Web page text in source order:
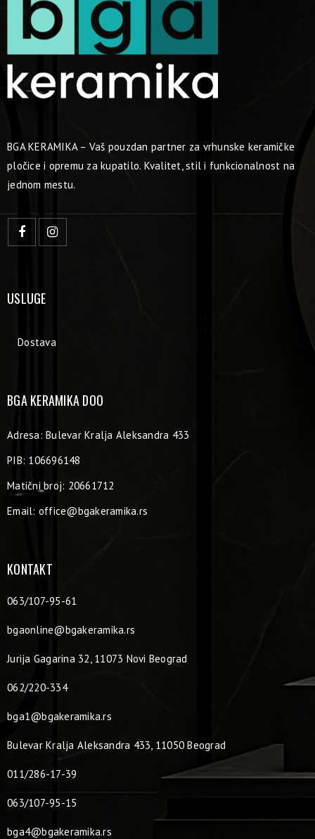
BGA KERAMIKA – Vaš pouzdan partner za vrhunske keramičke
pločice i opremu za kupatilo. Kvalitet, stil i funkcionalnost na
jednom mestu.
USLUGE
Dostava
BGA KERAMIKA DOO
Adresa: Bulevar Kralja Aleksandra 433
PIB: 106696148
Matični broj: 20661712
Email: office@bgakeramika.rs
KONTAKT
063/107-95-61
bgaonline@bgakeramika.rs
Jurija Gagarina 32, 11073 Novi Beograd
062/220-334
bga1@bgakeramika.rs
Bulevar Kralja Aleksandra 433, 11050 Beograd
011/286-17-39
063/107-95-15
bga4@bgakeramika.rs